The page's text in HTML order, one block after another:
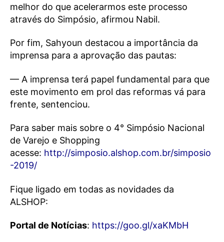
melhor do que acelerarmos este processo
através do Simpósio, afirmou Nabil.
Por fim, Sahyoun destacou a importância da
imprensa para a aprovação das pautas:
— A imprensa terá papel fundamental para que
este movimento em prol das reformas vá para
frente, sentenciou.
Para saber mais sobre o 4° Simpósio Nacional
de Varejo e Shopping
acesse: http://simposio.alshop.com.br/simposio
-2019/
Fique ligado em todas as novidades da
ALSHOP:
Portal de Notícias: https://goo.gl/xaKMbH